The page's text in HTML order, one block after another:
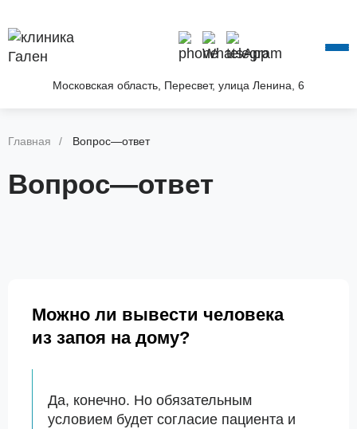
Московская область, Пересвет, улица Ленина, 6
О КЛИНИКЕ
УСЛУГИ
КОНТАКТЫ
Главная Вопрос—ответ
Вопрос—ответ
Можно ли вывести человека
из запоя на дому?
Да, конечно. Но обязательным
условием будет согласие пациента и